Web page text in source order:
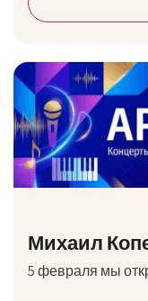
Михаил
5 февраля мы